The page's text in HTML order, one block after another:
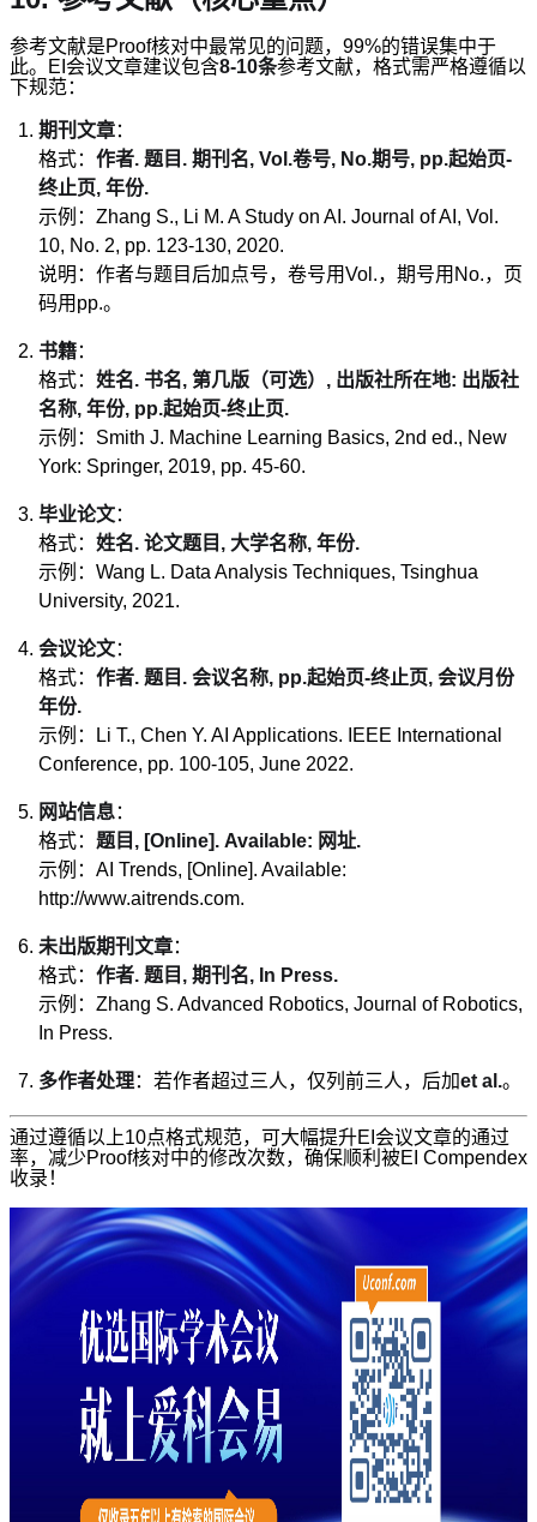
参考文献是Proof核对中最常见的问题，99%的错误集中于
此。EI会议文章建议包含8-10条参考文献，格式需严格遵循以
下规范：
期刊文章：
格式： 作者. 题目. 期刊名, Vol.卷号, No.期号, pp.起始页-
终止页, 年份.
示例：Zhang S., Li M. A Study on AI. Journal of AI, Vol.
10, No. 2, pp. 123-130, 2020.
说明：作者与题目后加点号，卷号用Vol.，期号用No.，页
码用pp.。
书籍：
格式： 姓名. 书名, 第几版（可选）, 出版社所在地: 出版社
名称, 年份, pp.起始页-终止页.
示例：Smith J. Machine Learning Basics, 2nd ed., New
York: Springer, 2019, pp. 45-60.
毕业论文：
格式： 姓名. 论文题目, 大学名称, 年份.
示例：Wang L. Data Analysis Techniques, Tsinghua
University, 2021.
会议论文：
格式： 作者. 题目. 会议名称, pp.起始页-终止页, 会议月份
年份.
示例：Li T., Chen Y. AI Applications. IEEE International
Conference, pp. 100-105, June 2022.
网站信息：
格式： 题目, [Online]. Available: 网址.
示例：AI Trends, [Online]. Available:
http://www.aitrends.com.
未出版期刊文章：
格式： 作者. 题目, 期刊名, In Press.
示例：Zhang S. Advanced Robotics, Journal of Robotics,
In Press.
多作者处理：若作者超过三人，仅列前三人，后加et al.。
通过遵循以上10点格式规范，可大幅提升EI会议文章的通过
率，减少Proof核对中的修改次数，确保顺利被EI Compendex
收录！